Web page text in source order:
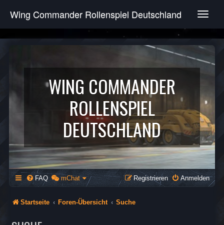
T
g
e
v
g
a
t
i
o
n
Wing Commander Rollenspiel Deutschland
WING COMMANDER
ROLLENSPIEL
DEUTSCHLAND
FAQ mChat Anmelden
Registrieren
Startseite Foren-Übersicht Suche